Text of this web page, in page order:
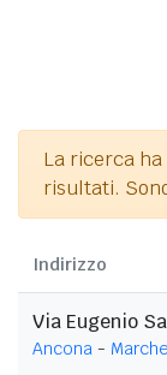
La ricerca
risultati.
Indirizzo
Via Eugenio
Ancona - Marche